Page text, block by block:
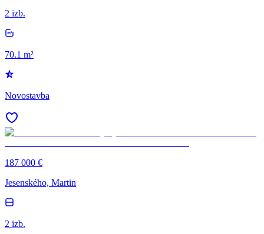
2 izb.
70.1 m²
Novostavba
187 000 €
Jesenského, Martin
2 izb.